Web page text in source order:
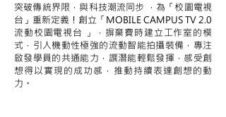
突破傳統界限，與科技潮流同步 ，為「校園電視
台」重新定義！創立「MOBILE CAMPUS TV 2.0
流動校園電視台 」，摒棄費時建立工作室的模
式，引人機動性極強的流動智能拍攝裝備，專注
啟發學員的共通能力，譔潛能輕鬆發揮，感受創
想得以實現的成功感，推動持續表達創想的動
力。